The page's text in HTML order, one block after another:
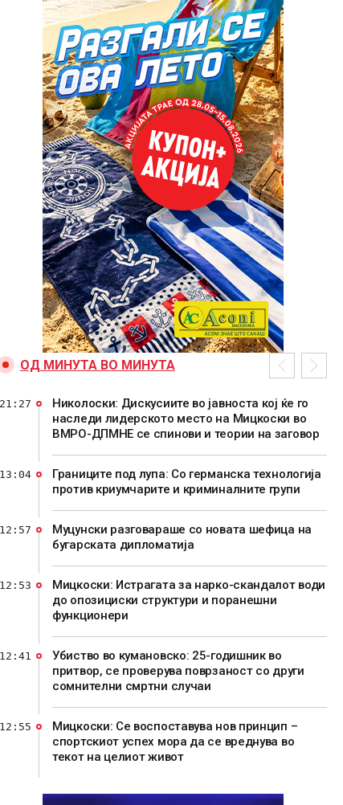
ОД МИНУТА ВО МИНУТА
Николоски: Дискусиите во јавноста кој ќе го
наследи лидерското место на Мицкоски во
ВМРО-ДПМНЕ се спинови и теории на заговор
21:27
Границите под лупа: Со германска технологија
против криумчарите и криминалните групи
13:04
Муцунски разговараше со новата шефица на
бугарската дипломатија
12:57
Мицкоски: Истрагата за нарко-скандалот води
до опозициски структури и поранешни
функционери
12:53
Убиство во кумановско: 25-годишник во
притвор, се проверува поврзаност со други
сомнителни смртни случаи
12:41
Мицкоски: Се воспоставува нов принцип –
спортскиот успех мора да се вреднува во
текот на целиот живот
12:55